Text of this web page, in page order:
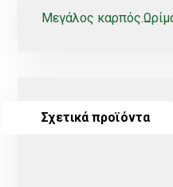
Μεγάλος
Σχετικά προϊόντα